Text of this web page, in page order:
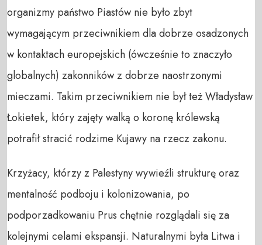
organizmy państwo Piastów nie było zbyt
wymagającym przeciwnikiem dla dobrze osadzonych
w kontaktach europejskich (ówcześnie to znaczyło
globalnych) zakonników z dobrze naostrzonymi
mieczami. Takim przeciwnikiem nie był też Władysław
Łokietek, który zajęty walką o koronę królewską
potrafił stracić rodzime Kujawy na rzecz zakonu.
Krzyżacy, którzy z Palestyny wywieźli strukturę oraz
mentalność podboju i kolonizowania, po
podporzadkowaniu Prus chętnie rozglądali się za
kolejnymi celami ekspansji. Naturalnymi była Litwa i